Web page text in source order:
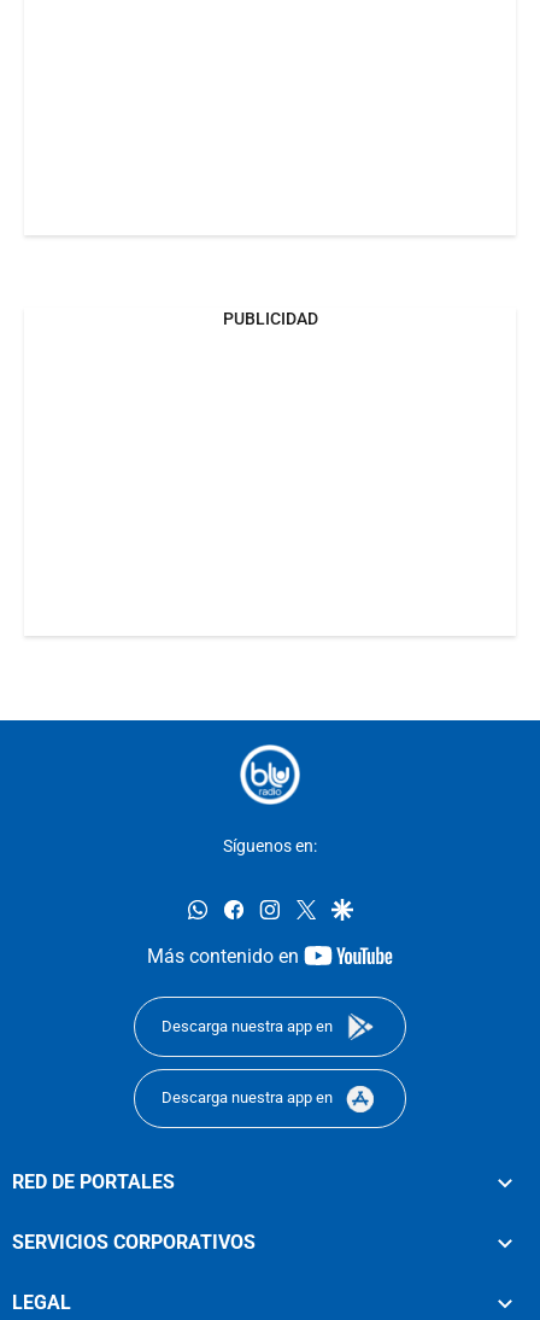
PUBLICIDAD
Síguenos en:
whatsappfacebookinstagram
twittergoogle
Más contenido en
youtube-
Descarga nuestra app en
Descarga nuestra app en
RED DE PORTALES
SERVICIOS CORPORATIVOS
LEGAL